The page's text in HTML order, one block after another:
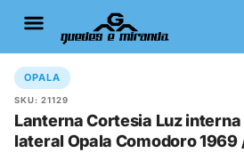
OPALA
SKU: 21129
Lanterna Cortesia Luz
lateral Opala Comodoro 1969